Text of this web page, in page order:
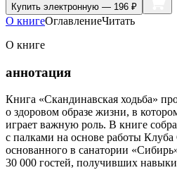
Купить электронную — 196 ₽
О книгеОглавлениеЧитать
О книге
аннотация
Книга «Скандинавская ходьба»
о здоровом образе жизни, в
играет важную роль. В книге
с палками на основе работы
основанного в санатории
30 000 гостей, получивших